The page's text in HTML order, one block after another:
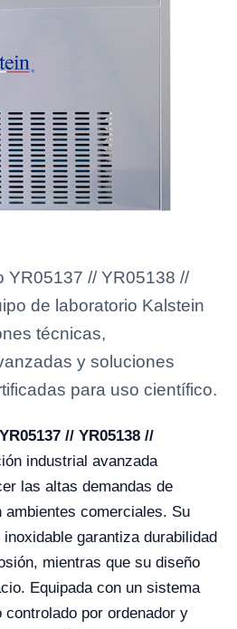
YR05137 // YR05138 //
de laboratorio Kalstein
técnicas,
y soluciones
para uso científico.
// YR05138 //
industrial avanzada
las altas demandas de
ambientes comerciales. Su
garantiza durabilidad
mientras que su diseño
Equipada con un sistema
por ordenador y